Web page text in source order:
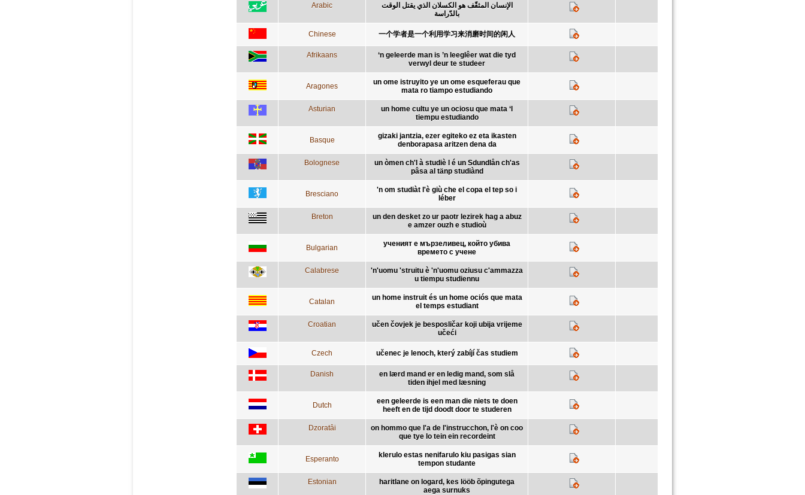
Arabic
الإنسان المثقّف هو الكسلان الذي يقتل الوقت
بالدّراسة
Chinese 一个学者是一个利用学习来消磨时间的闲人
Afrikaans
‘n geleerde man is ’n leeglêer wat die tyd
verwyl deur te studeer
Aragones
un ome istruyito ye un ome esqueferau que
mata ro tiampo estudiando
Asturian
un home cultu ye un ociosu que mata ‘l
tiempu estudiando
Basque
gizaki jantzia, ezer egiteko ez eta ikasten
denborapasa aritzen dena da
Bolognese
un òmen ch'l à studiè l é un Sdundlån ch'as
pâsa al tänp studiànd
Bresciano
'n om studiàt l'è giù che el copa el tep so i
léber
Breton
un den desket zo ur paotr lezirek hag a abuz
e amzer ouzh e studioù
Bulgarian
ученият е мързеливец, който убива
времето с учене
Calabrese
'n'uomu 'struitu è 'n'uomu oziusu c'ammazza
u tiempu studiennu
Catalan
un home instruit és un home ociós que mata
el temps estudiant
Croatian
učen čovjek je besposličar koji ubija vrijeme
učeći
Czech učenec je lenoch, který zabíjí čas studiem
Danish
en lærd mand er en ledig mand, som slå
tiden ihjel med læsning
Dutch
een geleerde is een man die niets te doen
heeft en de tijd doodt door te studeren
Dzoratâi
on hommo que l'a de l'instrucchon, l'è on coo
que tye lo tein ein recordeint
Esperanto
klerulo estas nenifarulo kiu pasigas sian
tempon studante
Estonian
haritlane on logard, kes lööb õpingutega
aega surnuks